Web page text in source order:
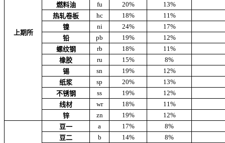
上期所
燃料油
fu 20%
13%
热轧卷板
hc 18%
11%
镍
ni 24%
17%
铅
pb 19%
12%
螺纹钢
rb 18%
11%
橡胶
ru 15%
8%
锡
sn 19%
12%
纸浆
sp 20%
13%
不锈钢
ss 19%
12%
线材
wr 18%
11%
锌
zn 19% 12%
豆一 a 17%
8%
豆二
b 14%
8%